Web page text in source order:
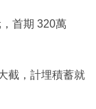
首期 320萬
截，計埋積蓄就